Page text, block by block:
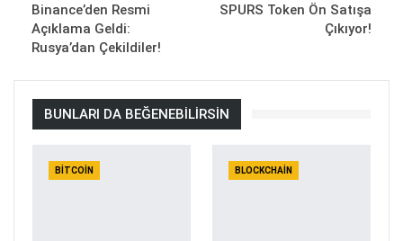
Binance’den Resmi
Açıklama Geldi:
Rusya’dan Çekildiler!
SPURS Token Ön Satışa
Çıkıyor!
BUNLARI DA BEĞENEBILIRSIN
BITCOIN BLOCKCHAIN